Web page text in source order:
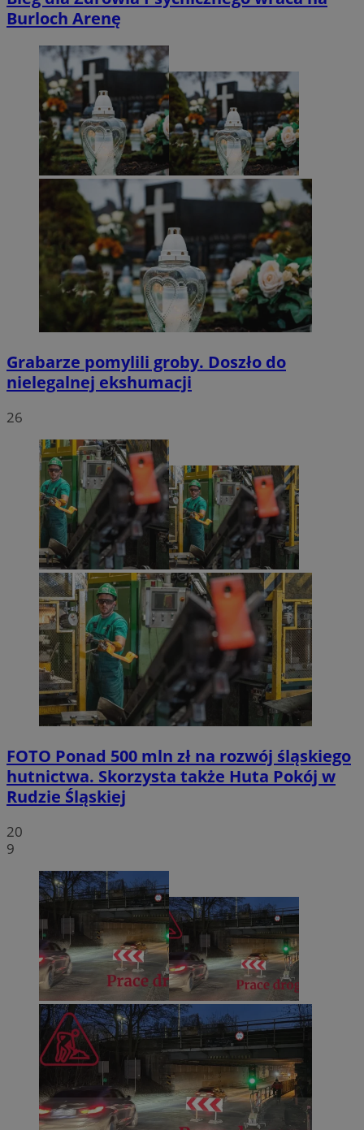
Burloch Arenę
Grabarze pomylili groby. Doszło do
nielegalnej ekshumacji
26
FOTO Ponad 500 mln zł na rozwój śląskiego
hutnictwa. Skorzysta także Huta Pokój w
Rudzie Śląskiej
20
9